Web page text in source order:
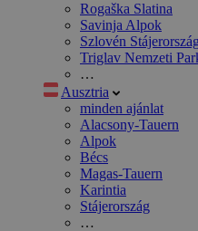
Rogaška Slatina
Savinja Alpok
Szlovén Stájerország
Triglav Nemzeti
…
Ausztria
minden ajánlat
Alacsony-Tauern
Alpok
Bécs
Magas-Tauern
Karintia
Stájerország
…